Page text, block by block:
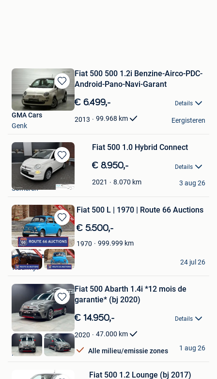
Bewaren
in
Mijn
Favorieten
Fiat 500 500 1.2i Benzine-Airco-PDC-
Android-Pano-Navi-Garant
€ 6.499,- Details
2013 99.968 km
GMA Cars
Genk
Eergisteren
Bewaren
in
Mijn
Favorieten
Fiat 500 1.0 Hybrid Connect
€ 8.950,- Details
2021 8.070 km
RVR Auto's
Someren
3 aug 26
Bewaren
in
Mijn
Favorieten
Fiat 500 L | 1970 | Route 66 Auctions
€ 5.500,-
1970 999.999 km
Route 66 Auctions
Waalwijk
24 jul 26
Bewaren
in
Mijn
Favorieten
Fiat 500 Abarth 1.4i *12 mois de
garantie* (bj 2020)
€ 14.950,- Details
2020 47.000 km
Alle milieu/emissie zones
E&L Cars
Herstal
1 aug 26
Fiat 500 1.2 Lounge (bj 2017)